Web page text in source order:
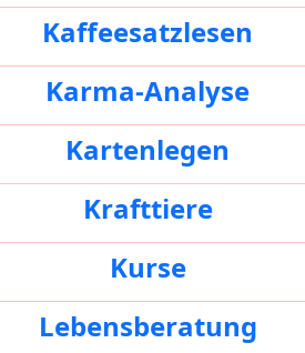
Kaffeesatzlesen
Karma-Analyse
Kartenlegen
Krafttiere
Kurse
Lebensberatung